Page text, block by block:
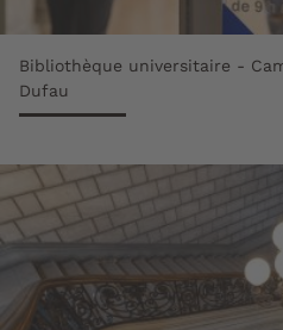
Bibliothèque universitaire -
Dufau